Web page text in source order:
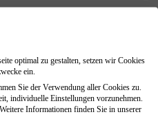
Erfahrungen! Wir sind mit
Krise vertraut und können diese
und Selbstständige
mit den Gläubigern
Vermeidung des
optimal zu gestalten, setzen wir Cookies
ein.
Sie der Verwendung aller Cookies zu.
individuelle Einstellungen vorzunehmen.
Informationen finden Sie in unserer